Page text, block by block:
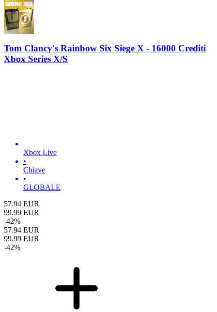
Tom Clancy's Rainbow Six Siege X - 16000 Crediti
Xbox Series X/S
Xbox Live
•
Chiave
•
GLOBALE
57.94 EUR
99.99 EUR
-42%
57.94 EUR
99.99 EUR
-42%